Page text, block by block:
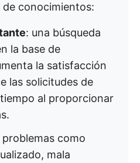
de conocimientos:
: una búsqueda
la base de
la satisfacción
las solicitudes de
al proporcionar
problemas como
mala